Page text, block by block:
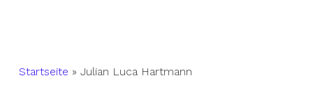
Startseite » Julian Luca Hartmann